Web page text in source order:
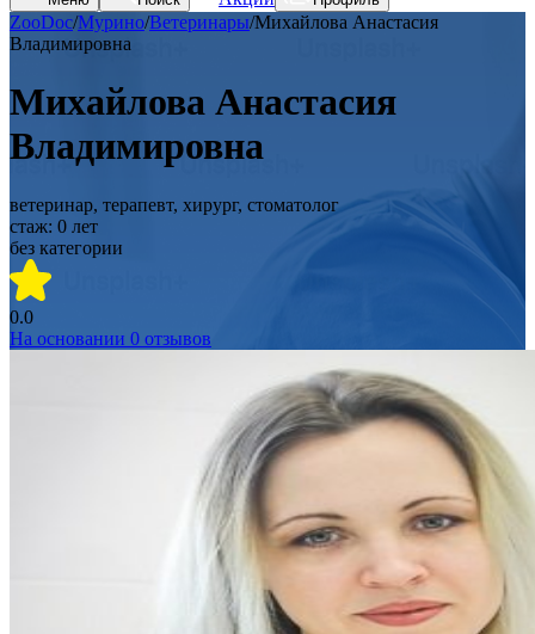
ZooDoc/Мурино/Ветеринары/Михайлова Анастасия
Владимировна
Михайлова Анастасия
Владимировна
ветеринар, терапевт, хирург, стоматолог
стаж: 0 лет
без категории
0.0
На основании 0 отзывов